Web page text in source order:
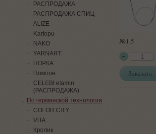
№1.5
Заказать
РАСПРОДАЖА
РАСПРОДАЖА СПИЦ
ALIZE
Kartopu
NAKO
YARNART
НОРКА
Помпон
СELEBI etamin
(РАСПРОДАЖА)
По германской технологии
COLOR CITY
VITA
Кролик